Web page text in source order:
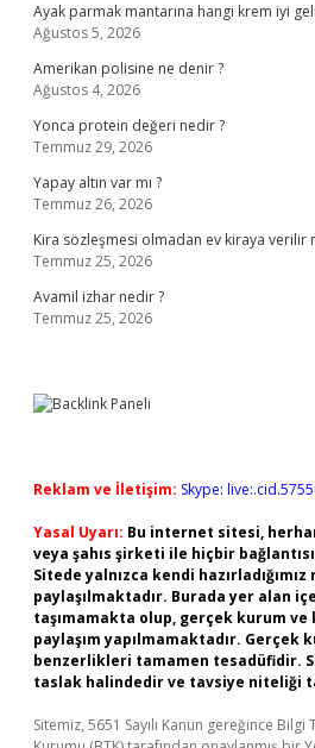
Ayak parmak mantarına hangi krem iyi
Ağustos 5, 2026
Amerikan polisine ne denir ?
Ağustos 4, 2026
Yonca protein değeri nedir ?
Temmuz 29, 2026
Yapay altın var mı ?
Temmuz 26, 2026
Kira sözleşmesi olmadan ev kiraya verilir
Temmuz 25, 2026
Avamil izhar nedir ?
Temmuz 25, 2026
Reklam ve İletişim: Skype:
Yasal Uyarı: Bu internet sitesi,
veya şahıs şirketi ile hiçbir
Sitede yalnızca kendi
paylaşılmaktadır. Burada yer alan
taşımamakta olup, gerçek kurum ve
paylaşım yapılmamaktadır. Gerçek
benzerlikleri tamamen tesadüfidir.
taslak halindedir ve tavsiye niteliği
Sitemiz, 5651 Sayılı Kanun gereğince